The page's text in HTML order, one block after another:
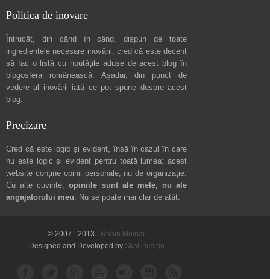
Politica de inovare
Întrucât, din când în când, dispun de toate
ingredientele necesare inovării, cred că este decent
să fac o listă cu noutățile aduse de acest blog în
blogosfera românească. Așadar, din punct de
vedere al inovării iată ce pot spune despre acest
blog.
Precizare
Cred că este logic și evident, însă în cazul în care
nu este logic și evident pentru toată lumea: acest
website conține opinii personale, nu de organizație.
Cu alte cuvinte,opiniile sunt ale mele, nu ale
angajatorului meu. Nu se poate mai clar de atât.
© 2007 - 2013 - Robin Molnar
Designed and Developed by Skat Design